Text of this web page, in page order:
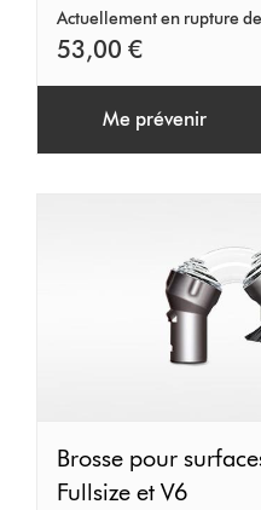
Actuellement en rupture
53,00 €
Me prévenir
Brosse
pour
Brosse pour
Fullsize et V6